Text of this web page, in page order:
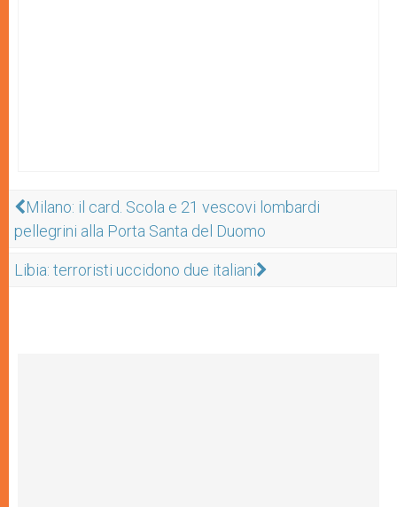
Milano: il card. Scola e 21 vescovi lombardi
pellegrini alla Porta Santa del Duomo
Libia: terroristi uccidono due italiani